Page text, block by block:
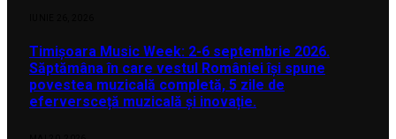
Timișoara Music Week: 2-6 septembrie 2026.
Săptămâna în care vestul României își spune
povestea muzicală completă, 5 zile de
eferversceță muzicală și inovație.